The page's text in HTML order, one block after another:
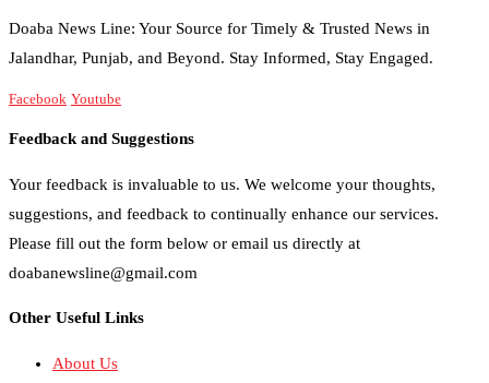
Doaba News Line: Your Source for Timely & Trusted News in
Jalandhar, Punjab, and Beyond. Stay Informed, Stay Engaged.
Facebook Youtube
Feedback and Suggestions
Your feedback is invaluable to us. We welcome your thoughts,
suggestions, and feedback to continually enhance our services.
Please fill out the form below or email us directly at
doabanewsline@gmail.com
Other Useful Links
About Us